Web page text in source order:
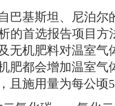
基斯坦、尼泊尔
的首选报告项目
无机肥料对温室气
肥都会增加温室气
且施用量为每公顷